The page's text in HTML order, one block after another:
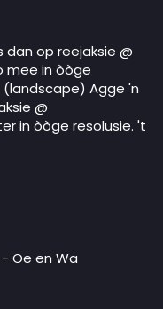
op reejaksie @
mee in òòge
Agge 'n
@
in òòge resolusie. 't
Oe en Wa